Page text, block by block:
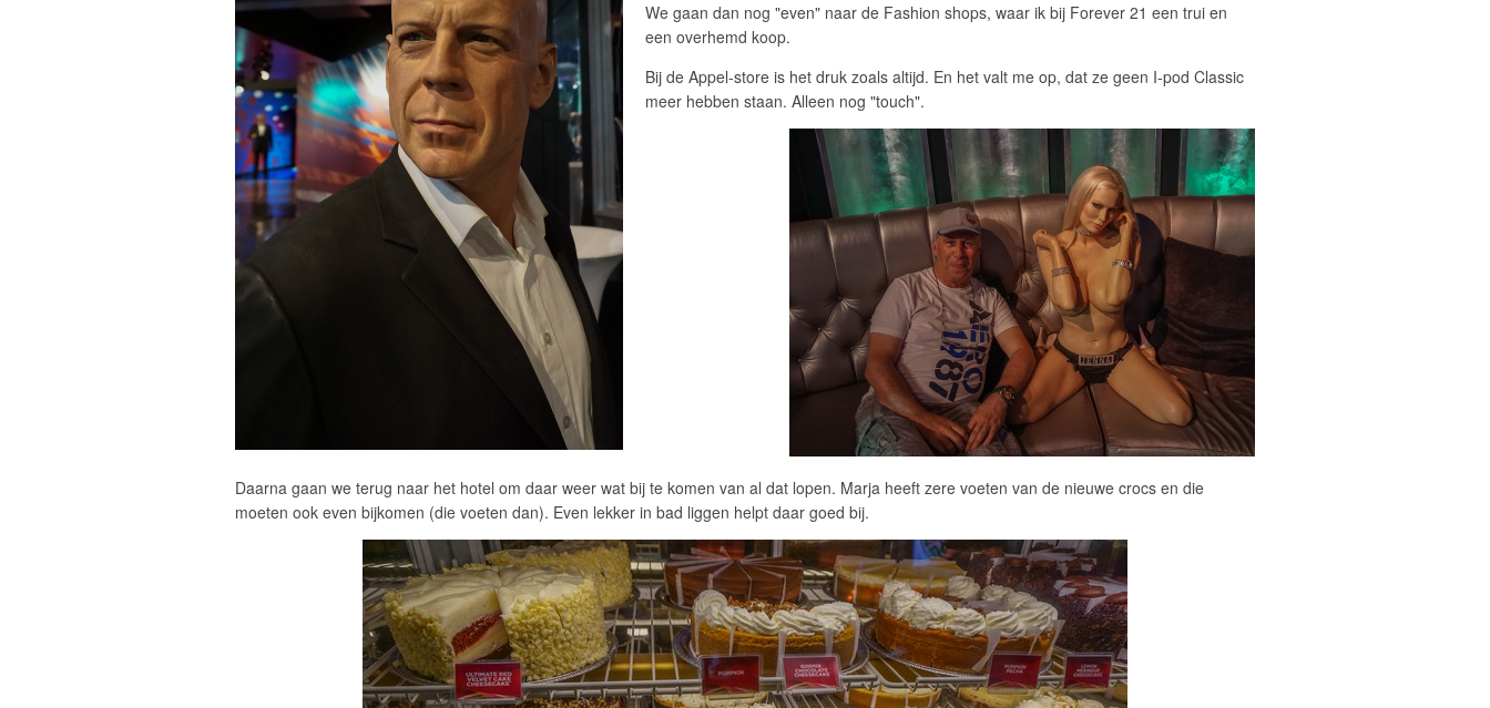
We gaan dan nog "even" naar de Fashion shops, waar ik bij Forever 21 een trui en
een overhemd koop.
Bij de Appel-store is het druk zoals altijd. En het valt me op, dat ze geen I-pod Classic
meer hebben staan. Alleen nog "touch".
Daarna gaan we terug naar het hotel om daar weer wat bij te komen van al dat lopen. Marja heeft zere voeten van de nieuwe crocs en die
moeten ook even bijkomen (die voeten dan). Even lekker in bad liggen helpt daar goed bij.